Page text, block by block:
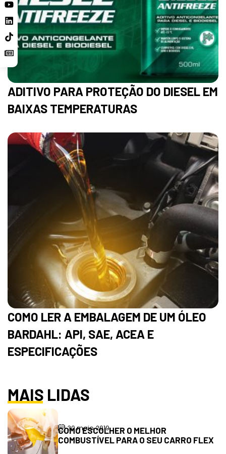
ADITIVO PARA PROTEÇÃO DO DIESEL EM
BAIXAS TEMPERATURAS
COMO LER A EMBALAGEM DE UM ÓLEO
BARDAHL: API, SAE, ACEA E
ESPECIFICAÇÕES
MAIS LIDAS
30 maio, 2019
COMO ESCOLHER O MELHOR
COMBUSTÍVEL PARA O SEU CARRO FLEX